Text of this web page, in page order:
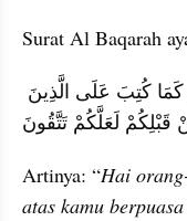
Surat Al Baqarah
قَبْلِكُمْ لَعَلَّكُمْ تَتَّقُونَ
Artinya: “Hai
atas kamu